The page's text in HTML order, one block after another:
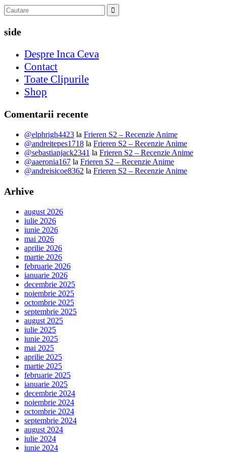
side
Despre Inca Ceva
Contact
Toate Clipurile
Shop
Comentarii recente
@elphrigh4423 la Frieren S2 – Recenzie Anime
@andreitepes1718 la Frieren S2 – Recenzie Anime
@sebastianjack2341 la Frieren S2 – Recenzie Anime
@aaeronia167 la Frieren S2 – Recenzie Anime
@andreisicoe8362 la Frieren S2 – Recenzie Anime
Arhive
august 2026
iulie 2026
iunie 2026
mai 2026
aprilie 2026
martie 2026
februarie 2026
ianuarie 2026
decembrie 2025
noiembrie 2025
octombrie 2025
septembrie 2025
august 2025
iulie 2025
iunie 2025
mai 2025
aprilie 2025
martie 2025
februarie 2025
ianuarie 2025
decembrie 2024
noiembrie 2024
octombrie 2024
septembrie 2024
august 2024
iulie 2024
iunie 2024